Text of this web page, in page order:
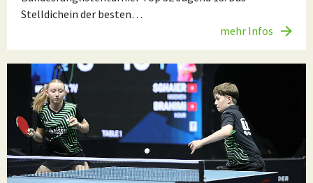
Stelldichein der besten…
mehr Infos